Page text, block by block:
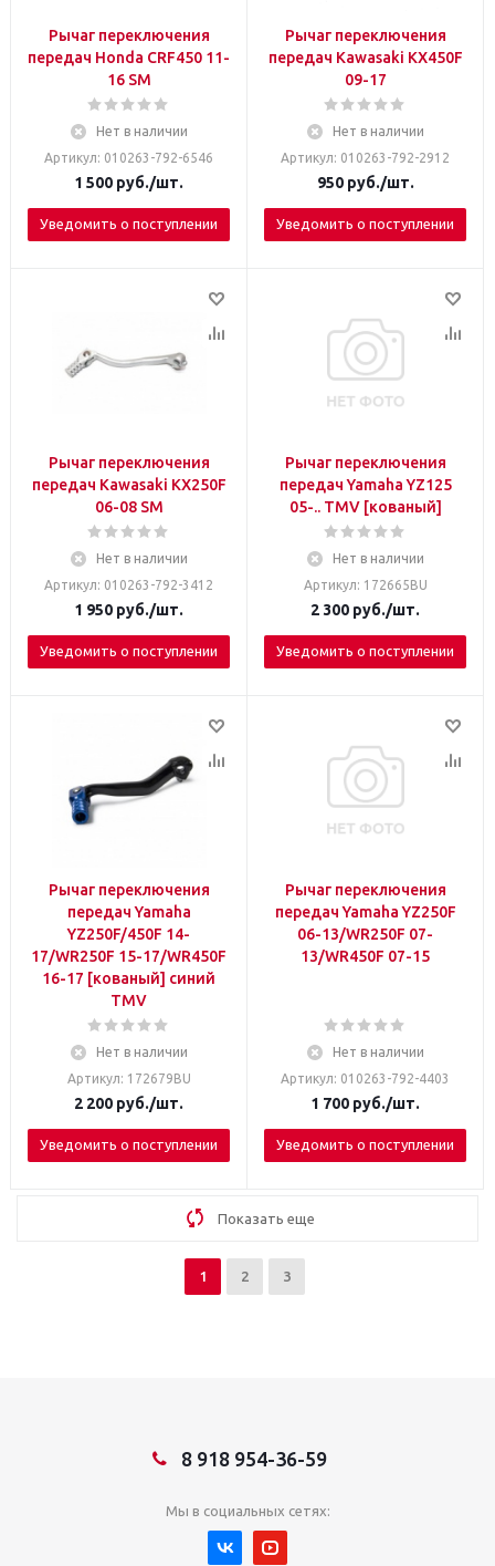
Рычаг переключения
передач Honda CRF450 11-
16 SM
Нет в наличии
Артикул: 010263-792-6546
1 500 руб./шт.
Уведомить о поступлении
Рычаг переключения
передач Kawasaki KX450F
09-17
Нет в наличии
Артикул: 010263-792-2912
950руб./шт.
Уведомить о поступлении
Рычаг переключения
передач Kawasaki KX250F
06-08 SM
Нет в наличии
Артикул: 010263-792-3412
1 950 руб./шт.
Уведомить о поступлении
Рычаг переключения
передач Yamaha YZ125
05-.. TMV [кованый]
Нет в наличии
Артикул: 172665BU
2 300 руб./шт.
Уведомить о поступлении
Рычаг переключения
передач Yamaha
YZ250F/450F 14-
17/WR250F 15-17/WR450F
16-17 [кованый] синий
TMV
Нет в наличии
Артикул: 172679BU
2 200 руб./шт.
Уведомить о поступлении
Рычаг переключения
передач Yamaha YZ250F
06-13/WR250F 07-
13/WR450F 07-15
Нет в наличии
Артикул: 010263-792-4403
1 700 руб./шт.
Уведомить о поступлении
Показать еще
1 2 3
8 918 954-36-59
Мы в социальных сетях: